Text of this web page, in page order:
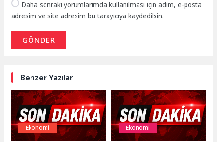
Daha sonraki yorumlarımda kullanılması için adım, e-posta
adresim ve site adresim bu tarayıcıya kaydedilsin.
GÖNDER
Benzer Yazılar
Ekonomi Ekonomi